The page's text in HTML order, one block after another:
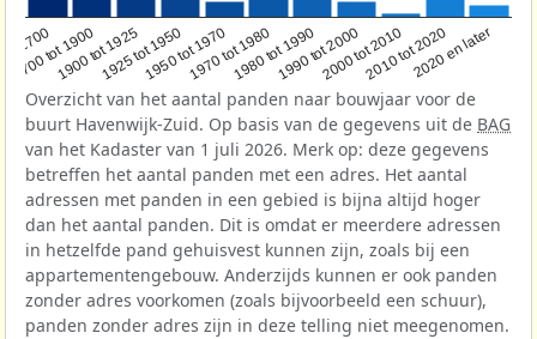
1700
1700 tot 1900
1900 tot 19251925 tot 19501950 tot 19701970 tot 19801980 tot 19901990 tot 20002000 tot 20102010 tot 20202020 en later
Overzicht van het aantal panden naar bouwjaar voor de
buurt Havenwijk-Zuid. Op basis van de gegevens uit de BAG
van het Kadaster van 1 juli 2026. Merk op: deze gegevens
betreffen het aantal panden met een adres. Het aantal
adressen met panden in een gebied is bijna altijd hoger
dan het aantal panden. Dit is omdat er meerdere adressen
in hetzelfde pand gehuisvest kunnen zijn, zoals bij een
appartementengebouw. Anderzijds kunnen er ook panden
zonder adres voorkomen (zoals bijvoorbeeld een schuur),
panden zonder adres zijn in deze telling niet meegenomen.